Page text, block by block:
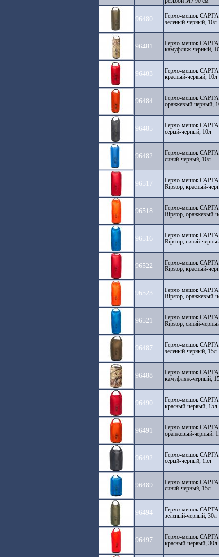
96480
Гермо-мешок
зеленый-черный, 10л
96481
Гермо-мешок
камуфляж-черный,
96483
Гермо-мешок
красный-черный, 10л
96484
Гермо-мешок
оранжевый-черный,
96485
Гермо-мешок
серый-черный, 10л
96482
Гермо-мешок
синий-черный, 10л
96517
Гермо-мешок
Ripstop, красный-
96518
Гермо-мешок
Ripstop, оранжевый-
96516
Гермо-мешок
Ripstop, синий-
96522
Гермо-мешок
Ripstop, красный-
96523
Гермо-мешок
Ripstop, оранжевый-
96521
Гермо-мешок
Ripstop, синий-
96487
Гермо-мешок
зеленый-черный, 15л
96488
Гермо-мешок
камуфляж-черный,
96490
Гермо-мешок
красный-черный, 15л
96491
Гермо-мешок
оранжевый-черный,
96492
Гермо-мешок
серый-черный, 15л
96489
Гермо-мешок
синий-черный, 15л
96494
Гермо-мешок
зеленый-черный, 30л
96497
Гермо-мешок
красный-черный, 30л